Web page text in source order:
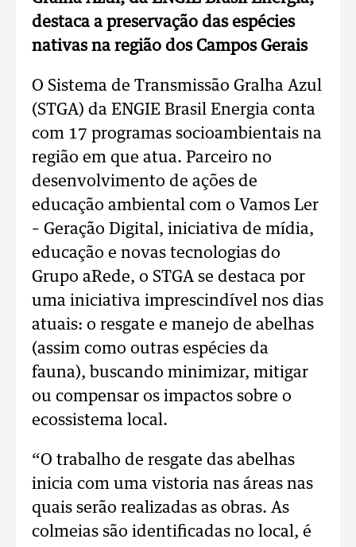
destaca a preservação das espécies
nativas na região dos Campos Gerais
O Sistema de Transmissão Gralha Azul
(STGA) da ENGIE Brasil Energia conta
com 17 programas socioambientais na
região em que atua. Parceiro no
desenvolvimento de ações de
educação ambiental com o Vamos Ler
– Geração Digital, iniciativa de mídia,
educação e novas tecnologias do
Grupo aRede, o STGA se destaca por
uma iniciativa imprescindível nos dias
atuais: o resgate e manejo de abelhas
(assim como outras espécies da
fauna), buscando minimizar, mitigar
ou compensar os impactos sobre o
ecossistema local.
“O trabalho de resgate das abelhas
inicia com uma vistoria nas áreas nas
quais serão realizadas as obras. As
colmeias são identificadas no local, é